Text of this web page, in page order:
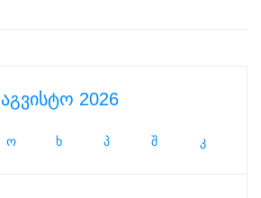
აგვისტო 2026
ო ხ პ შ კ